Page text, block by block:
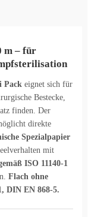
m – für
Pack eignet sich für
Bestecke,
finden. Der
direkte
Spezialpapier
mit
ISO 11140-1
Flach ohne
DIN EN 868-5.